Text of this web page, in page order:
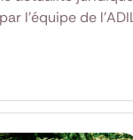
l'équipe de